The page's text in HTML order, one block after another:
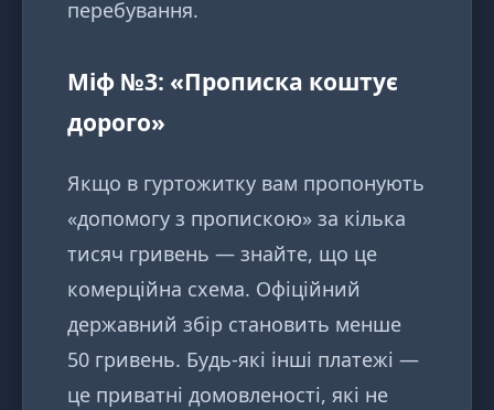
перебування.
Міф №3: «Прописка коштує
дорого»
Якщо в гуртожитку вам пропонують
«допомогу з пропискою» за кілька
тисяч гривень — знайте, що це
комерційна схема. Офіційний
державний збір становить менше
50 гривень. Будь-які інші платежі —
це приватні домовленості, які не